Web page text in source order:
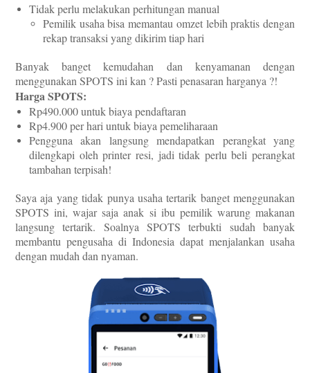
Tidak perlu melakukan perhitungan manual
Pemilik usaha bisa memantau omzet lebih praktis dengan
rekap transaksi yang dikirim tiap hari
Banyak banget kemudahan dan kenyamanan dengan
menggunakan SPOTS ini kan ? Pasti penasaran harganya ?!
Harga SPOTS:
Rp490.000 untuk biaya pendaftaran
Rp4.900 per hari untuk biaya pemeliharaan
Pengguna akan langsung mendapatkan perangkat yang
dilengkapi oleh printer resi, jadi tidak perlu beli perangkat
tambahan terpisah!
Saya aja yang tidak punya usaha tertarik banget menggunakan
SPOTS ini, wajar saja anak si ibu pemilik warung makanan
langsung tertarik. Soalnya SPOTS terbukti sudah banyak
membantu pengusaha di Indonesia dapat menjalankan usaha
dengan mudah dan nyaman.